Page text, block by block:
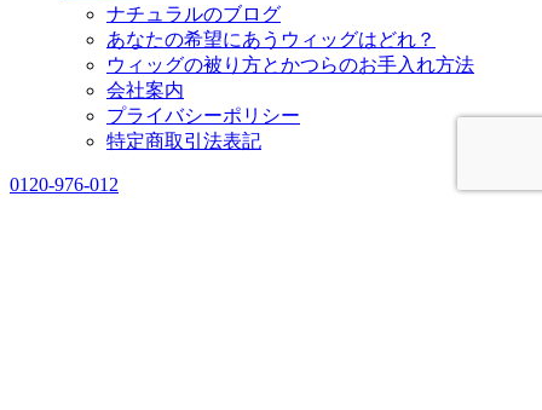
ナチュラルのブログ
あなたの希望にあうウィッグはどれ？
ウィッグの被り方とかつらのお手入れ方法
会社案内
プライバシーポリシー
特定商取引法表記
0120-976-012